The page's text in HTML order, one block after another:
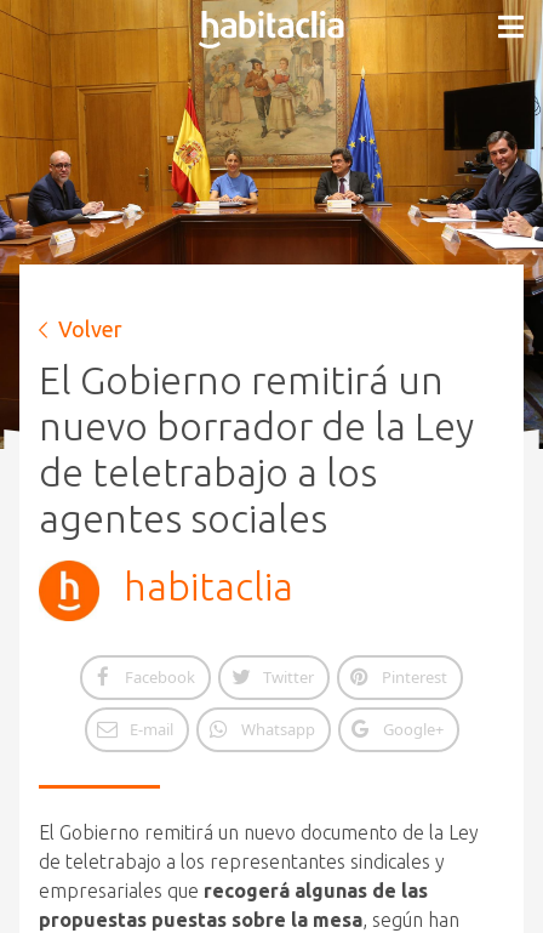
Volver
El Gobierno remitirá un
nuevo borrador de la Ley
de teletrabajo a los
agentes sociales
habitaclia
Facebook Twitter Pinterest
E-mail Whatsapp Google+
El Gobierno remitirá un nuevo documento de la Ley
de teletrabajo a los representantes sindicales y
empresariales que recogerá algunas de las
propuestas puestas sobre la mesa, según han